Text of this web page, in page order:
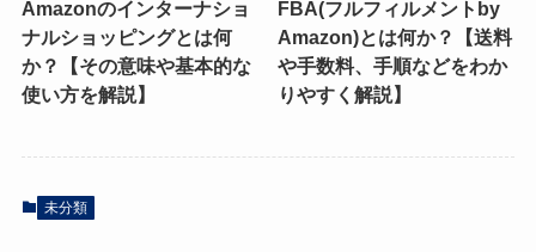
Amazonのインターナショ
ナルショッピングとは何
か？【その意味や基本的な
使い方を解説】
FBA(フルフィルメントby
Amazon)とは何か？【送料
や手数料、手順などをわか
りやすく解説】
未分類